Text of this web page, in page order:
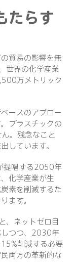
たらす
貿易の影響を無
世界の化学産業
万メトリック
ースのアプロー
プラスチックの
。残念なこと
しています。
提唱する2050年
化学産業が生
素を削減するた
ます。
、ネットゼロ目
しつつ、2030年
削減する必要
両方の革新的な